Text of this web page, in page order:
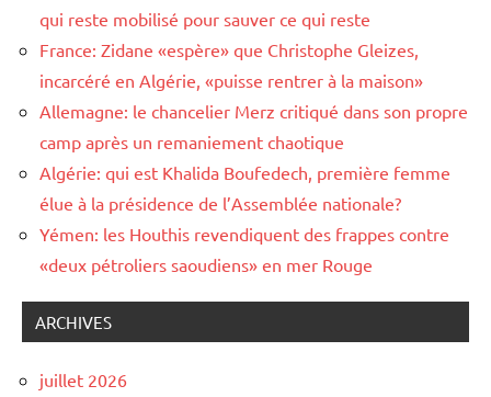
qui reste mobilisé pour sauver ce qui reste
France: Zidane «espère» que Christophe Gleizes,
incarcéré en Algérie, «puisse rentrer à la maison»
Allemagne: le chancelier Merz critiqué dans son propre
camp après un remaniement chaotique
Algérie: qui est Khalida Boufedech, première femme
élue à la présidence de l’Assemblée nationale?
Yémen: les Houthis revendiquent des frappes contre
«deux pétroliers saoudiens» en mer Rouge
ARCHIVES
juillet 2026